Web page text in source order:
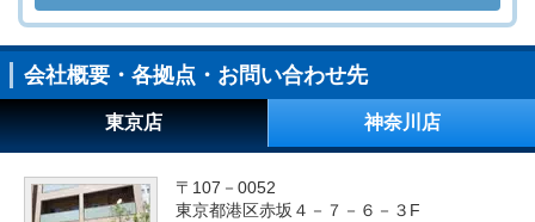
会社概要・各拠点・お問い合わせ先
東京店 神奈川店
〒107－0052
東京都港区赤坂４－７－６－３F